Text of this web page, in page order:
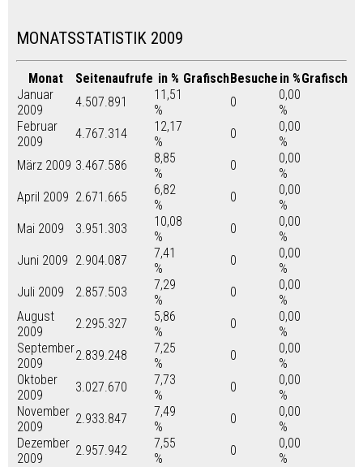
MONATSSTATISTIK 2009
Monat Seitenaufrufe in % GrafischBesuche in %Grafisch
Januar
2009
4.507.891
11,51
%
0
0,00
%
Februar
2009
4.767.314
12,17
%
0
0,00
%
März 2009 3.467.586
8,85
%
0
0,00
%
April 2009 2.671.665
6,82
%
0
0,00
%
Mai 2009
3.951.303
10,08
%
0
0,00
%
Juni 2009 2.904.087
7,41
%
0
0,00
%
Juli 2009
2.857.503
7,29
%
0
0,00
%
August
2009
2.295.327
5,86
%
0
0,00
%
September
2009
2.839.248
7,25
%
0
0,00
%
Oktober
2009
3.027.670
7,73
%
0
0,00
%
November
2009
2.933.847
7,49
%
0
0,00
%
Dezember
2009
2.957.942
7,55
%
0
0,00
%